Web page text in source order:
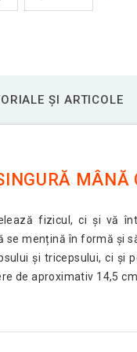
ȘI ARTICOLE
MÂNĂ
fizicul, ci și vă
mențină în formă și
și tricepsului, ci și
de aproximativ 14,5